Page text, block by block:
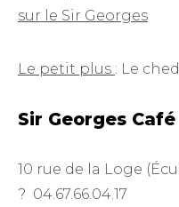
sur le Sir Georges
Le petit plus : Le
Sir Georges Café
10 rue de la Loge
? 04.67.66.04.17